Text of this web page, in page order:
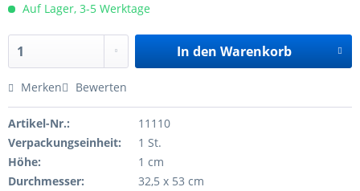
Auf Lager, 3-5 Werktage
In den Warenkorb
Merken Bewerten
Artikel-Nr.:
11110
Verpackungseinheit:
1 St.
Höhe:
1 cm
Durchmesser:
32,5 x 53 cm